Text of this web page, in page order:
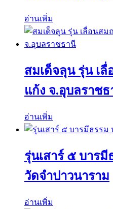
อ่านเพิ่ม
สมเด็จลุน รุ่น เ
แก้ง จ.อุบลราชธ
อ่านเพิ่ม
รุ่นเสาร์ ๕ บาร
วัดจำปาวนาราม
อ่านเพิ่ม